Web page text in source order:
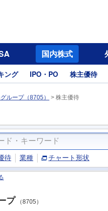
国内株式
ング IPO・PO 株主優待
ループ（8705） > 株主優待
待 業種 チャート形状
プ （8705）